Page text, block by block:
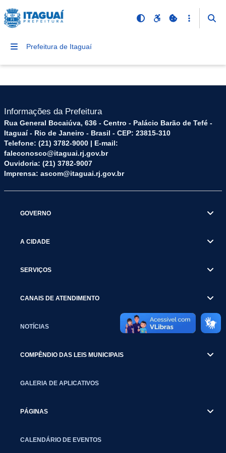
Prefeitura de Itaguaí
Informações da Prefeitura
Rua General Bocaiúva, 636 - Centro - Palácio Barão de Tefé -
Itaguaí - Rio de Janeiro - Brasil - CEP: 23815-310
Telefone: (21) 3782-9000 | E-mail:
faleconosco@itaguai.rj.gov.br
Ouvidoria: (21) 3782-9007
Imprensa: ascom@itaguai.rj.gov.br
GOVERNO
A CIDADE
SERVIÇOS
CANAIS DE ATENDIMENTO
NOTÍCIAS
COMPÊNDIO DAS LEIS MUNICIPAIS
GALERIA DE APLICATIVOS
PÁGINAS
CALENDÁRIO DE EVENTOS